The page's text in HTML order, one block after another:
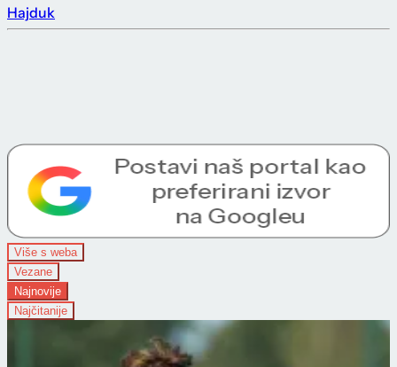
Hajduk
Više s weba
Vezane
Najnovije
Najčitanije